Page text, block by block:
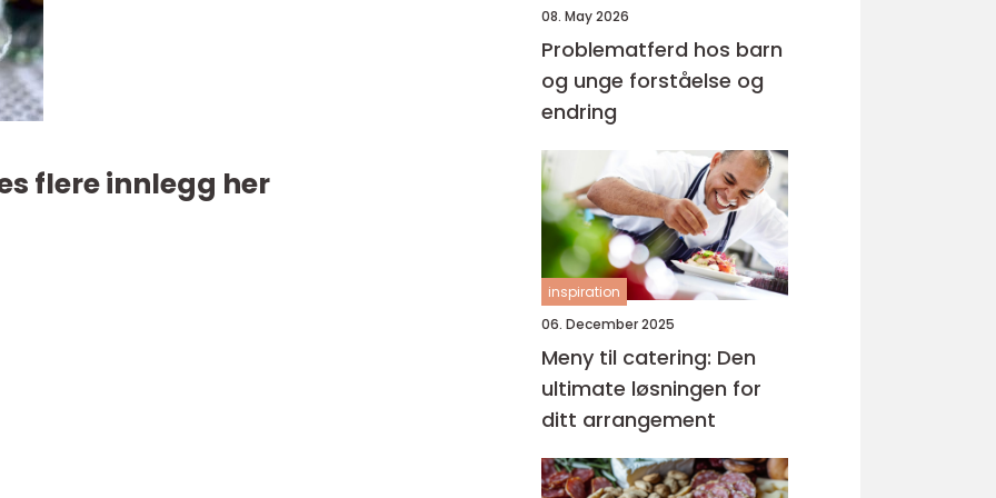
flere innlegg her
08. May 2026
Problematferd hos barn
og unge forståelse og
endring
inspiration
06. December 2025
Meny til catering: Den
ultimate løsningen for
ditt arrangement